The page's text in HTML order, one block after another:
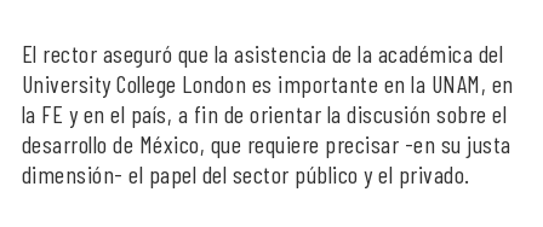
El rector aseguró que la asistencia de la académica del
University College London es importante en la UNAM, en
la FE y en el país, a fin de orientar la discusión sobre el
desarrollo de México, que requiere precisar -en su justa
dimensión- el papel del sector público y el privado.